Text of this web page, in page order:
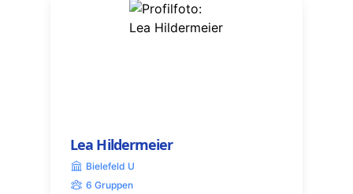
Lea Hildermeier
Bielefeld U
6 Gruppen